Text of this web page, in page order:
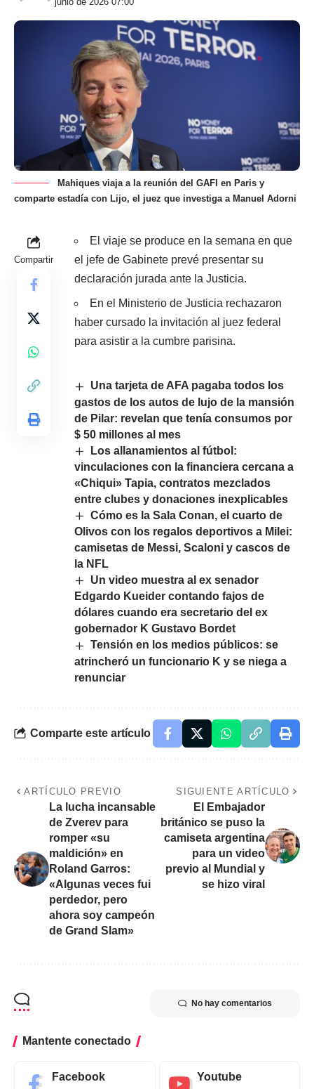
Mahiques viaja a la reunión del GAFI en Paris y
comparte estadía con Lijo, el juez que investiga a Manuel Adorni
Compartir
El viaje se produce en la semana en que
el jefe de Gabinete prevé presentar su
declaración jurada ante la Justicia.
En el Ministerio de Justicia rechazaron
haber cursado la invitación al juez federal
para asistir a la cumbre parisina.
Una tarjeta de AFA pagaba todos los
gastos de los autos de lujo de la mansión
de Pilar: revelan que tenía consumos por
$ 50 millones al mes
Los allanamientos al fútbol:
vinculaciones con la financiera cercana a
«Chiqui» Tapia, contratos mezclados
entre clubes y donaciones inexplicables
Cómo es la Sala Conan, el cuarto de
Olivos con los regalos deportivos a Milei:
camisetas de Messi, Scaloni y cascos de
la NFL
Un video muestra al ex senador
Edgardo Kueider contando fajos de
dólares cuando era secretario del ex
gobernador K Gustavo Bordet
Tensión en los medios públicos: se
atrincheró un funcionario K y se niega a
renunciar
Comparte este artículo
ARTÍCULO PREVIO
La lucha incansable
de Zverev para
romper «su
maldición» en
Roland Garros:
«Algunas veces fui
perdedor, pero
ahora soy campeón
de Grand Slam»
SIGUIENTE ARTÍCULO
El Embajador
británico se puso la
camiseta argentina
para un video
previo al Mundial y
se hizo viral
No hay comentarios
Mantente conectado
Facebook Youtube